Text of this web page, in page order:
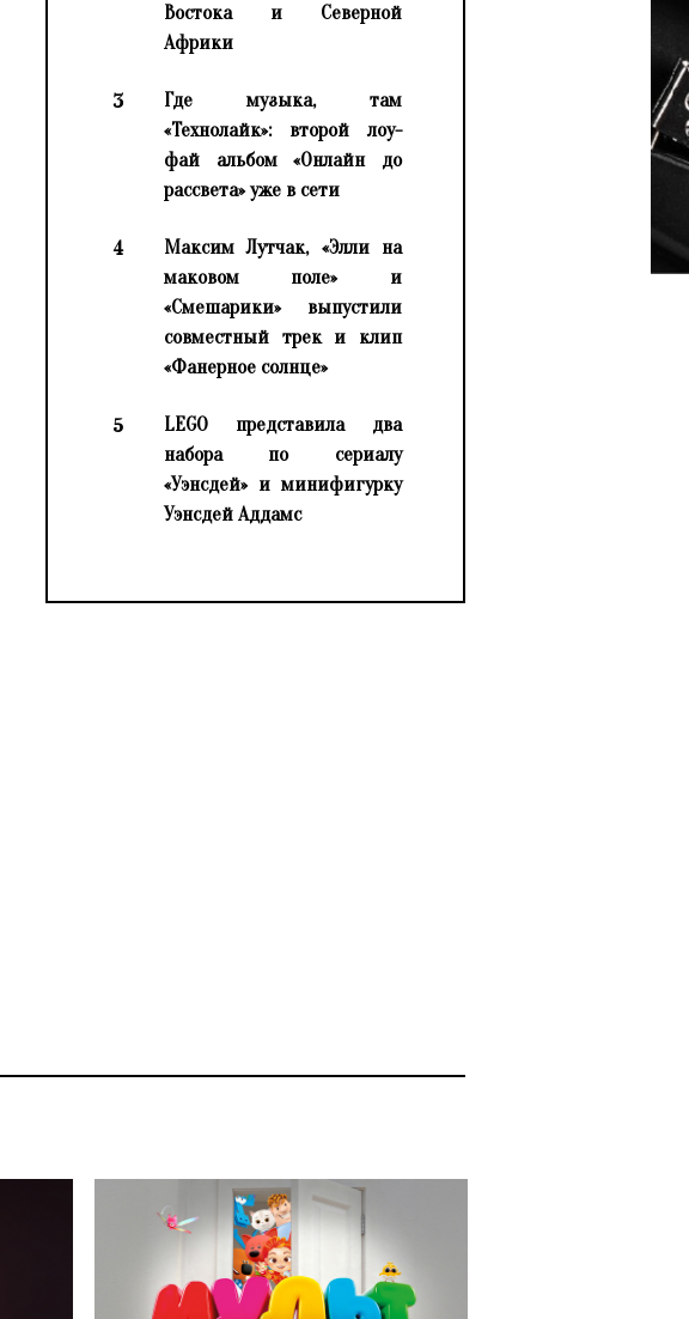
Востока и Северной
Африки
3
Где музыка, там
«Технолайк»: второй лоу-
фай альбом «Онлайн до
рассвета» уже в сети
4
Максим Лутчак, «Элли на
маковом поле» и
«Смешарики» выпустили
совместный трек и клип
«Фанерное солнце»
5
LEGO представила два
набора по сериалу
«Уэнсдей» и минифигурку
Уэнсдей Аддамс